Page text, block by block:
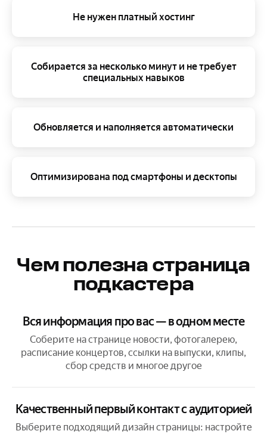
Не нужен платный хостинг
Собирается за несколько минут и не требует
специальных навыков
Обновляется и наполняется автоматически
Оптимизирована под смартфоны и десктопы
Чем полезна страница
подкастера
Вся информация про вас — в одном месте
Соберите на странице новости, фотогалерею,
расписание концертов, ссылки на выпуски, клипы,
сбор средств и многое другое
Качественный первый контакт с аудиторией
Выберите подходящий дизайн страницы: настройте